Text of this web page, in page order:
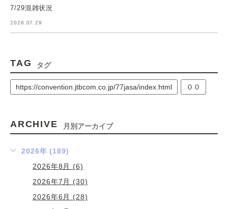
7/29混雑状況
2026.07.29
TAG タグ
https://convention.jtbcom.co.jp/77jasa/index.html ００
ARCHIVE 月別アーカイブ
2026年 (189)
2026年8月 (6)
2026年7月 (30)
2026年6月 (28)